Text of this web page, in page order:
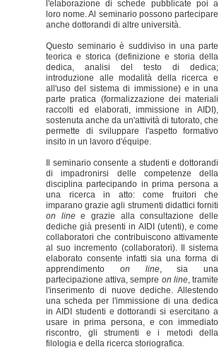
l'elaborazione di schede pubblicate poi a
loro nome. Al seminario possono partecipare
anche dottorandi di altre università.
Questo seminario è suddiviso in una parte
teorica e storica (definizione e storia della
dedica, analisi del testo di dedica;
introduzione alle modalità della ricerca e
all'uso del sistema di immissione) e in una
parte pratica (formalizzazione dei materiali
raccolti ed elaborati, immissione in AIDI),
sostenuta anche da un'attività di tutorato, che
permette di sviluppare l'aspetto formativo
insito in un lavoro d'équipe.
Il seminario consente a studenti e dottorandi
di impadronirsi delle competenze della
disciplina partecipando in prima persona a
una ricerca in atto: come fruitori che
imparano grazie agli strumenti didattici forniti
on linee grazie alla consultazione delle
dediche già presenti in AIDI (utenti), e come
collaboratori che contribuiscono attivamente
al suo incremento (collaboratori). Il sistema
elaborato consente infatti sia una forma di
apprendimento on line, sia una
partecipazione attiva, sempre on line, tramite
l'inserimento di nuove dediche. Allestendo
una scheda per l'immissione di una dedica
in AIDI studenti e dottorandi si esercitano a
usare in prima persona, e con immediato
riscontro, gli strumenti e i metodi della
filologia e della ricerca storiografica.